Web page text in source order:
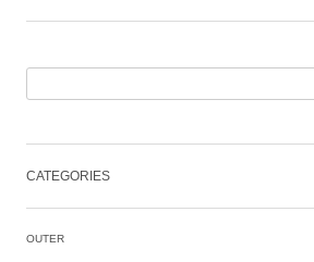
CATEGORIES
OUTER